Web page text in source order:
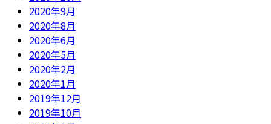
2020年9月
2020年8月
2020年6月
2020年5月
2020年2月
2020年1月
2019年12月
2019年10月